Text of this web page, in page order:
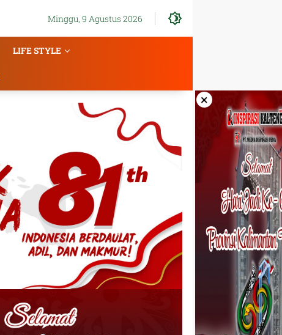
Minggu, 9 Agustus 2026
LIFE STYLE
×